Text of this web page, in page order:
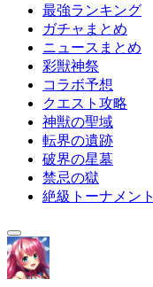
最強ランキング
ガチャまとめ
ニュースまとめ
彩獣神祭
コラボ予想
クエスト攻略
神獣の聖域
転界の遺跡
破界の星墓
禁忌の獄
絶級トーナメント